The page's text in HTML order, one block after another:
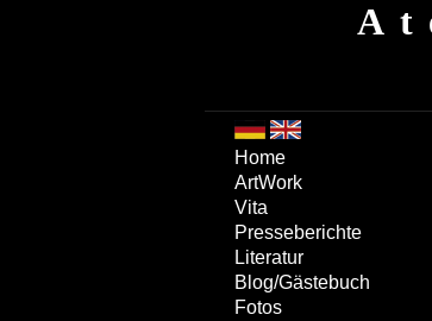
Home
ArtWork
Vita
Presseberichte
Literatur
Blog/Gästebuch
Fotos